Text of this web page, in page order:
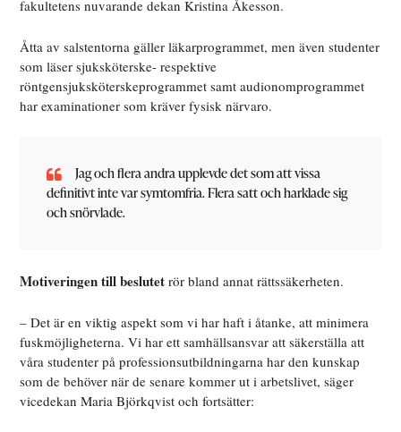
fakultetens nuvarande dekan Kristina Åkesson.
Åtta av salstentorna gäller läkarprogrammet, men även studenter
som läser sjuksköterske- respektive
röntgensjuksköterskeprogrammet samt audionomprogrammet
har examinationer som kräver fysisk närvaro.
Jag och flera andra upplevde det som att vissa
definitivt inte var symtomfria. Flera satt och harklade sig
och snörvlade.
Motiveringen till beslutet rör bland annat rättssäkerheten.
– Det är en viktig aspekt som vi har haft i åtanke, att minimera
fuskmöjligheterna. Vi har ett samhällsansvar att säkerställa att
våra studenter på professionsutbildningarna har den kunskap
som de behöver när de senare kommer ut i arbetslivet, säger
vicedekan Maria Björkqvist och fortsätter: